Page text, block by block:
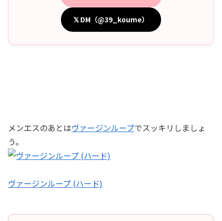
𝕏 DM（@39_koume）
メンエスのあとはヴァージンループでスッキリしましょ
う。
ヴァージンループ (ハード)